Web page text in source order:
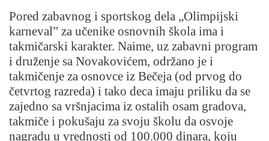
Pored zabavnog i sportskog dela „Olimpijski
karneval” za učenike osnovnih škola ima i
takmičarski karakter. Naime, uz zabavni program
i druženje sa Novakovićem, održano je i
takmičenje za osnovce iz Bečeja (od prvog do
četvrtog razreda) i tako deca imaju priliku da se
zajedno sa vršnjacima iz ostalih osam gradova,
takmiče i pokušaju za svoju školu da osvoje
nagradu u vrednosti od 100.000 dinara, koju